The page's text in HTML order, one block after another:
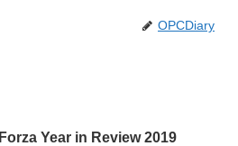
OPCDiary
Forza Year in Review 2019